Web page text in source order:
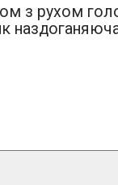
з рухом